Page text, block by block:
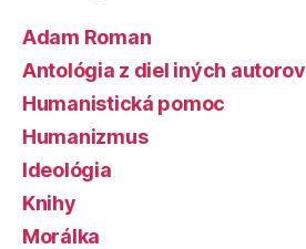
Adam Roman
Antológia z diel iných autorov
Humanistická pomoc
Humanizmus
Ideológia
Knihy
Morálka